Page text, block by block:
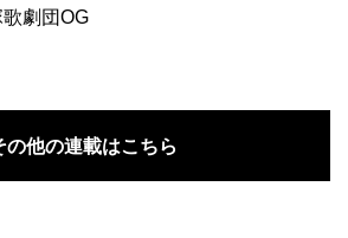
劇団OG
の他の連載はこちら